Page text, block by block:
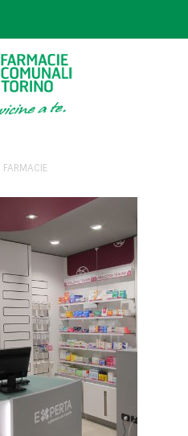
FARMACIE